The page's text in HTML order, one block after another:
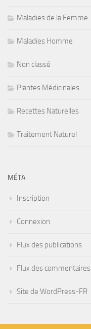
Maladies de la Femme
Maladies Homme
Non classé
Plantes Médicinales
Recettes Naturelles
Traitement Naturel
MÉTA
Inscription
Connexion
Flux des publications
Flux des commentaires
Site de WordPress-FR